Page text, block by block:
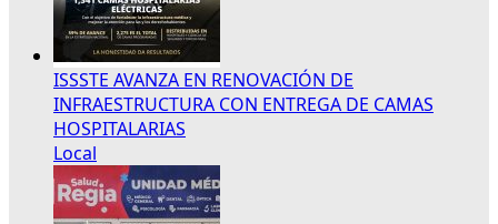
ISSSTE AVANZA EN RENOVACIÓN DE
INFRAESTRUCTURA CON ENTREGA DE CAMAS
HOSPITALARIAS
Local